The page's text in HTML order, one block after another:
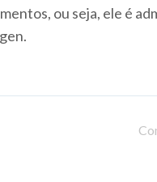
ou seja, ele é